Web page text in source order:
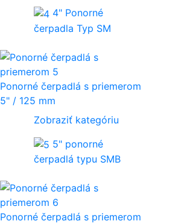
4" Ponorné
čerpadla Typ SM
Ponorné čerpadlá s priemerom
5" / 125 mm
Zobraziť kategóriu
5" ponorné
čerpadlá typu SMB
Ponorné čerpadlá s priemerom